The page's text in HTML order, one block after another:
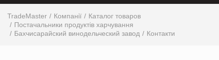
TradeMaster Компанії
Каталог товаров
Постачальники продуктів харчування
Бахчисарайский винодельческий завод
Контакти